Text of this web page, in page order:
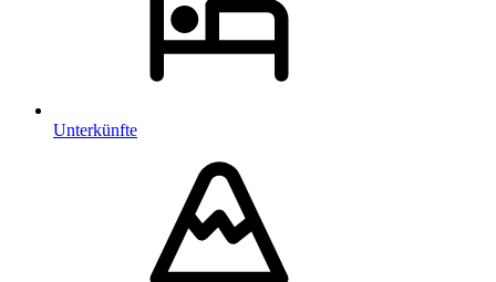
Unterkünfte